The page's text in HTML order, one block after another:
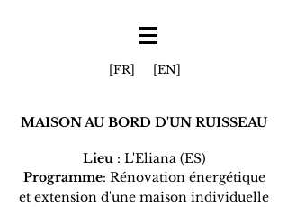
[FR] [EN]
MAISON AU BORD D'UN RUISSEAU
Lieu : L'Eliana (ES)
Programme: Rénovation énergétique
et extension d'une maison individuelle